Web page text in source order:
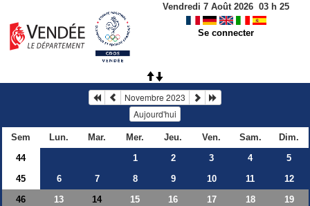
Vendredi 7 Août 2026 03 h 25
Se connecter
Novembre 2023
Aujourd'hui
Sem Lun. Mar. Mer. Jeu. Ven. Sam.
Dim.
44
1 2 3 4
5
45
6 7 8 9 10 11
12
46
13 14 15 16 17 18
19